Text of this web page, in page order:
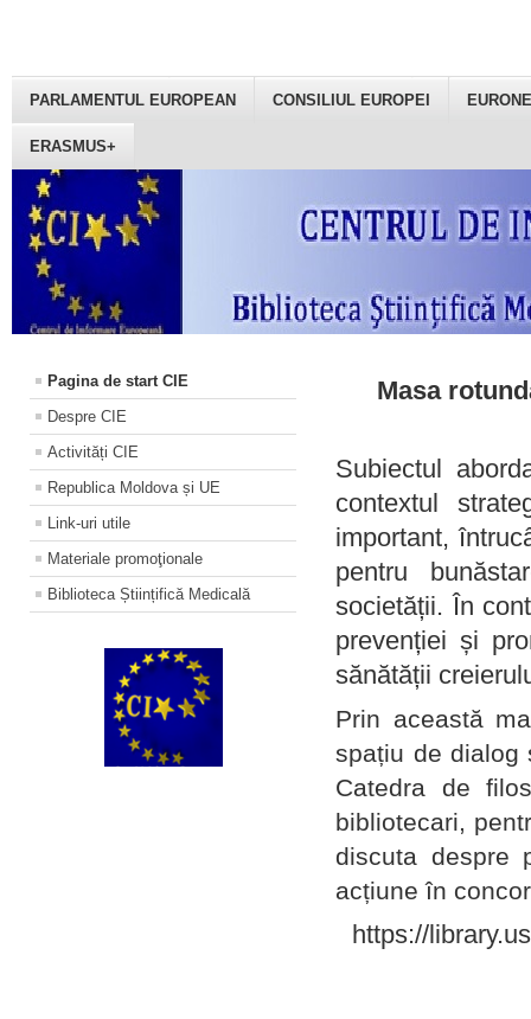
PARLAMENTUL EUROPEAN CONSILIUL EUROPEI
ERASMUS+
Pagina de start CIE
Despre CIE
Activități CIE
Republica Moldova și UE
Link-uri utile
Materiale promoţionale
Biblioteca Științifică Medicală
Masa
Subiectul
contextul
important,
pentru
societății. În
prevenției și
sănătății
Prin această
spațiu de dialog
Catedra de
bibliotecari,
discuta despre
acțiune în
https://